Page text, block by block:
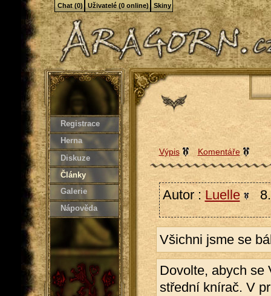
Registrace
Herna
Diskuze
Články
Galerie
Nápověda
Výpis Komentáře
Autor : Luelle 8.
Všichni jsme se
Dovolte, abych se
střední knírač. V
Chat (0) Uživatelé (0 online) Skiny